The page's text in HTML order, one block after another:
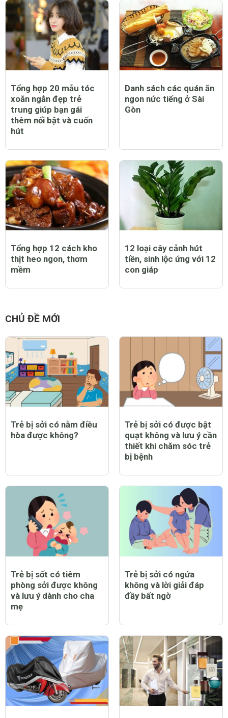
Tổng hợp 20 mẫu tóc
xoăn ngắn đẹp trẻ
trung giúp bạn gái
thêm nổi bật và cuốn
hút
Danh sách các quán ăn
ngon nức tiếng ở Sài
Gòn
Tổng hợp 12 cách kho
thịt heo ngon, thơm
mềm
12 loại cây cảnh hút
tiền, sinh lộc ứng với 12
con giáp
CHỦ ĐỀ MỚI
Trẻ bị sởi có nằm điều
hòa được không?
Trẻ bị sởi có được bật
quạt không và lưu ý cần
thiết khi chăm sóc trẻ
bị bệnh
Trẻ bị sốt có tiêm
phòng sởi được không
và lưu ý dành cho cha
mẹ
Trẻ bị sởi có ngứa
không và lời giải đáp
đầy bất ngờ